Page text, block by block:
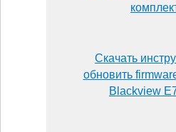
Скачать
обновить
Blackview